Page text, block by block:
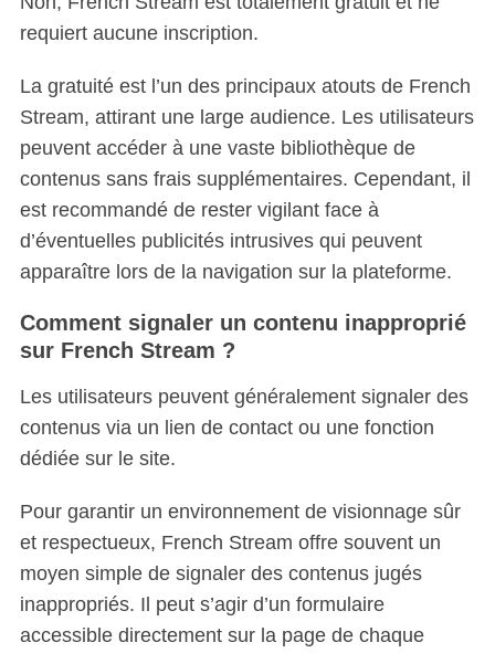
requiert aucune inscription.
La gratuité est l’un des principaux atouts de French
Stream, attirant une large audience. Les utilisateurs
peuvent accéder à une vaste bibliothèque de
contenus sans frais supplémentaires. Cependant, il
est recommandé de rester vigilant face à
d’éventuelles publicités intrusives qui peuvent
apparaître lors de la navigation sur la plateforme.
Comment signaler un contenu inapproprié
sur French Stream ?
Les utilisateurs peuvent généralement signaler des
contenus via un lien de contact ou une fonction
dédiée sur le site.
Pour garantir un environnement de visionnage sûr
et respectueux, French Stream offre souvent un
moyen simple de signaler des contenus jugés
inappropriés. Il peut s’agir d’un formulaire
accessible directement sur la page de chaque